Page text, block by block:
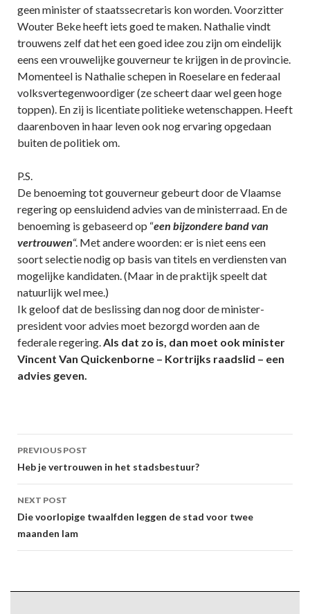
geen minister of staatssecretaris kon worden. Voorzitter
Wouter Beke heeft iets goed te maken. Nathalie vindt
trouwens zelf dat het een goed idee zou zijn om eindelijk
eens een vrouwelijke gouverneur te krijgen in de provincie.
Momenteel is Nathalie schepen in Roeselare en federaal
volksvertegenwoordiger (ze scheert daar wel geen hoge
toppen). En zij is licentiate politieke wetenschappen. Heeft
daarenboven in haar leven ook nog ervaring opgedaan
buiten de politiek om.
P.S.
De benoeming tot gouverneur gebeurt door de Vlaamse
regering op eensluidend advies van de ministerraad. En de
benoeming is gebaseerd op “een bijzondere band van
vertrouwen“. Met andere woorden: er is niet eens een
soort selectie nodig op basis van titels en verdiensten van
mogelijke kandidaten. (Maar in de praktijk speelt dat
natuurlijk wel mee.)
Ik geloof dat de beslissing dan nog door de minister-
president voor advies moet bezorgd worden aan de
federale regering.Als dat zo is, dan moet ook minister
Vincent Van Quickenborne – Kortrijks raadslid – een
advies geven.
Post
navigation
PREVIOUS POST
Heb je vertrouwen in het stadsbestuur?
NEXT POST
Die voorlopige twaalfden leggen de stad voor twee
maanden lam